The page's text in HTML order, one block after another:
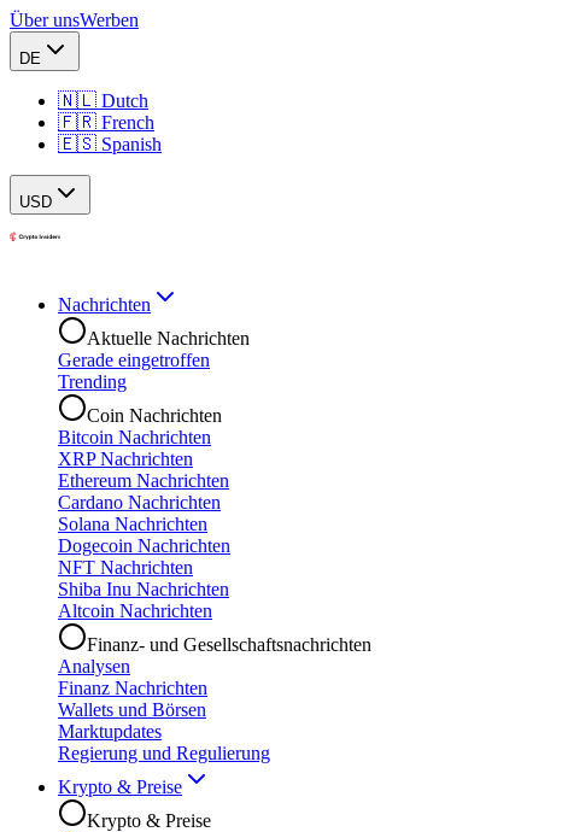
Über unsWerben
DE
🇳🇱 Dutch
🇫🇷 French
🇪🇸 Spanish
USD
Nachrichten
Aktuelle Nachrichten
Gerade eingetroffen
Trending
Coin Nachrichten
Bitcoin Nachrichten
XRP Nachrichten
Ethereum Nachrichten
Cardano Nachrichten
Solana Nachrichten
Dogecoin Nachrichten
NFT Nachrichten
Shiba Inu Nachrichten
Altcoin Nachrichten
Finanz- und Gesellschaftsnachrichten
Analysen
Finanz Nachrichten
Wallets und Börsen
Marktupdates
Regierung und Regulierung
Krypto & Preise
Krypto & Preise